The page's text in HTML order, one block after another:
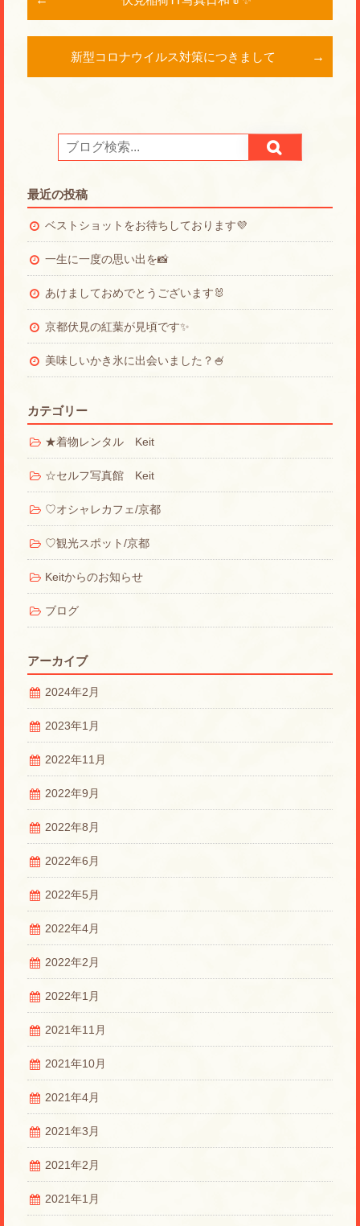
新型コロナウイルス対策につきまして
最近の投稿
ベストショットをお待ちしております💜
一生に一度の思い出を📸
あけましておめでとうございます🐰
京都伏見の紅葉が見頃です✨
美味しいかき氷に出会いました？🍧
カテゴリー
★着物レンタル Keit
☆セルフ写真館 Keit
♡オシャレカフェ/京都
♡観光スポット/京都
Keitからのお知らせ
ブログ
アーカイブ
2024年2月
2023年1月
2022年11月
2022年9月
2022年8月
2022年6月
2022年5月
2022年4月
2022年2月
2022年1月
2021年11月
2021年10月
2021年4月
2021年3月
2021年2月
2021年1月